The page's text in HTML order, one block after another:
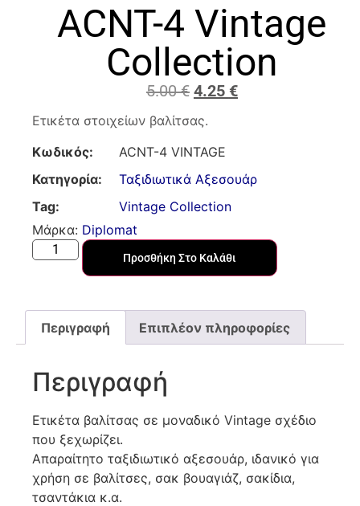
ACNT-4 Vintage
Collection
5.00€ 4.25 €
Ετικέτα στοιχείων βαλίτσας.
Κωδικός:
ACNT-4 VINTAGE
Κατηγορία:
Ταξιδιωτικά Αξεσουάρ
Tag:
Vintage Collection
Μάρκα: Diplomat
Προσθήκη Στο Καλάθι
Περιγραφή Επιπλέον πληροφορίες
Περιγραφή
Ετικέτα βαλίτσας σε μοναδικό Vintage σχέδιο
που ξεχωρίζει.
Απαραίτητο ταξιδιωτικό αξεσουάρ, ιδανικό για
χρήση σε βαλίτσες, σακ βουαγιάζ, σακίδια,
τσαντάκια κ.α.